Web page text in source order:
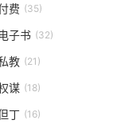
费 (35)
子书 (32)
教 (21)
谋 (18)
丁 (16)